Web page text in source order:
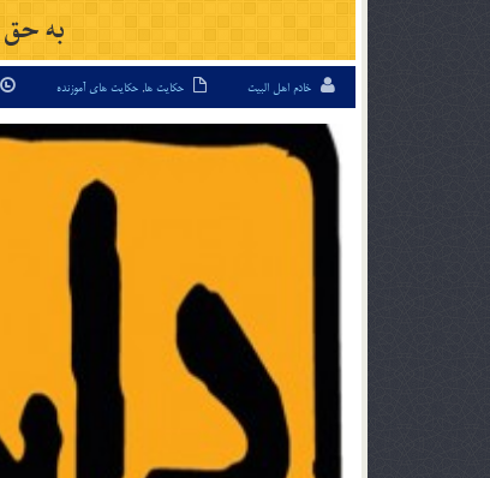
به
خادم اهل البیت حکایت ها, حکایت های آموزنده